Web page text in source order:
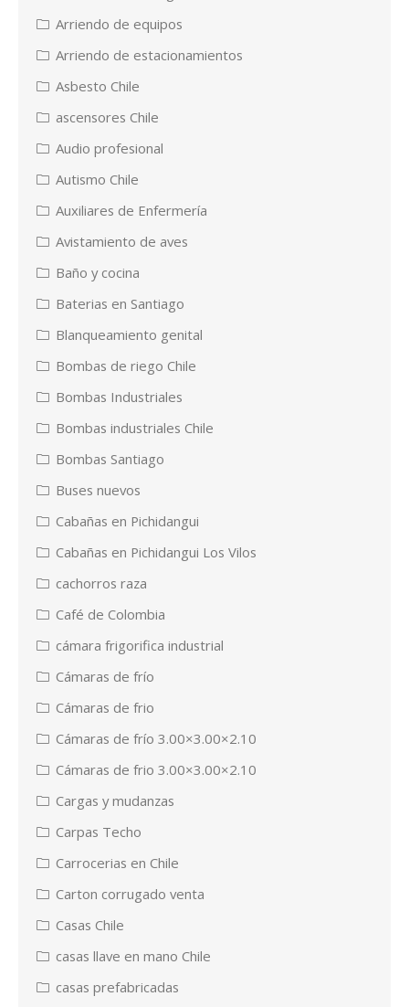
Arriendo de equipos
Arriendo de estacionamientos
Asbesto Chile
ascensores Chile
Audio profesional
Autismo Chile
Auxiliares de Enfermería
Avistamiento de aves
Baño y cocina
Baterias en Santiago
Blanqueamiento genital
Bombas de riego Chile
Bombas Industriales
Bombas industriales Chile
Bombas Santiago
Buses nuevos
Cabañas en Pichidangui
Cabañas en Pichidangui Los Vilos
cachorros raza
Café de Colombia
cámara frigorifica industrial
Cámaras de frío
Cámaras de frio
Cámaras de frío 3.00×3.00×2.10
Cámaras de frio 3.00×3.00×2.10
Cargas y mudanzas
Carpas Techo
Carrocerias en Chile
Carton corrugado venta
Casas Chile
casas llave en mano Chile
casas prefabricadas